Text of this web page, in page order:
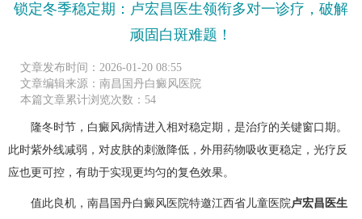
锁定冬季稳定期：卢宏昌医生领衔多对一诊疗，破解
顽固白斑难题！
文章发布时间：2026-01-20 08:55
文章编辑来源：南昌国丹白癜风医院
本篇文章累计浏览次数：54
隆冬时节，白癜风病情进入相对稳定期，是治疗的关键窗口期。
此时紫外线减弱，对皮肤的刺激降低，外用药物吸收更稳定，光疗反
应也更可控，有助于实现更均匀的复色效果。
值此良机，南昌国丹白癜风医院特邀江西省儿童医院卢宏昌医生